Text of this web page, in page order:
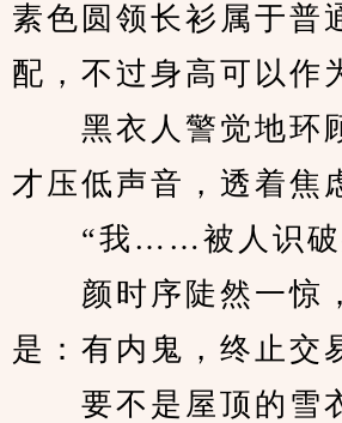
素色圆领长衫属于普
配，不过身高可以作
黑衣人警觉地环
才压低声音，透着焦
“我……被人识破
颜时序陡然一惊
是：有内鬼，终止交
要不是屋顶的雪